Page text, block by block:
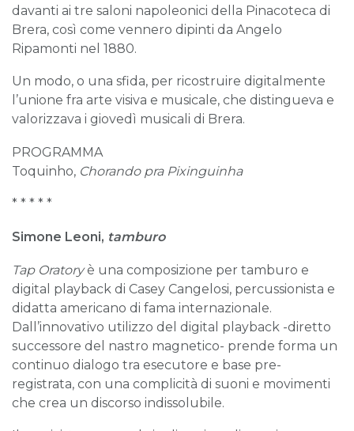
davanti ai tre saloni napoleonici della Pinacoteca di
Brera, così come vennero dipinti da Angelo
Ripamonti nel 1880.
Un modo, o una sfida, per ricostruire digitalmente
l’unione fra arte visiva e musicale, che distingueva e
valorizzava i giovedì musicali di Brera.
PROGRAMMA
Toquinho, Chorando pra Pixinguinha
* * * * *
Simone Leoni, tamburo
Tap Oratoryè una composizione per tamburo e
digital playback di Casey Cangelosi, percussionista e
didatta americano di fama internazionale.
Dall’innovativo utilizzo del digital playback -diretto
successore del nastro magnetico- prende forma un
continuo dialogo tra esecutore e base pre-
registrata, con una complicità di suoni e movimenti
che crea un discorso indissolubile.